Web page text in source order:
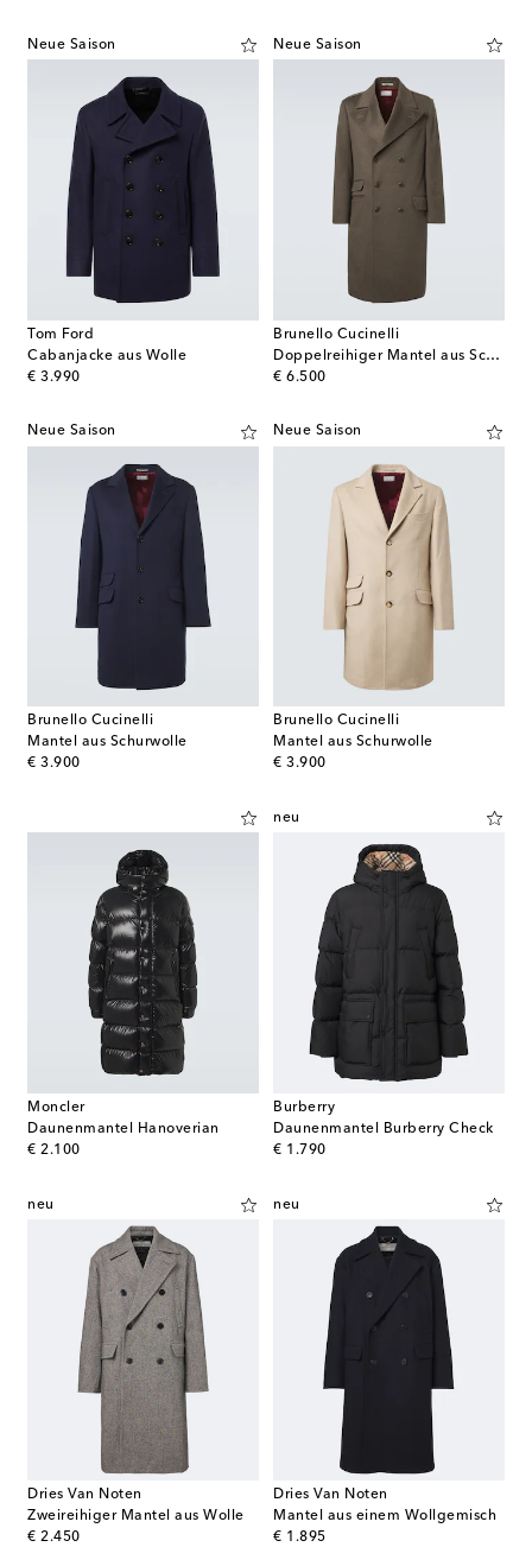
Neue Saison
Tom Ford
Cabanjacke aus Wolle
€ 3.990
original price
Neue Saison
Brunello Cucinelli
Doppelreihiger Mantel aus Schurwolle
€ 6.500
original price
Neue Saison
Brunello Cucinelli
Mantel aus Schurwolle
€ 3.900
original price
Neue Saison
Brunello Cucinelli
Mantel aus Schurwolle
€ 3.900
original price
Moncler
Daunenmantel Hanoverian
€ 2.100
original price
neu
Burberry
Daunenmantel Burberry Check
€ 1.790
original price
neu
Dries Van Noten
Zweireihiger Mantel aus Wolle
€ 2.450
original price
neu
Dries Van Noten
Mantel aus einem Wollgemisch
€ 1.895
original price